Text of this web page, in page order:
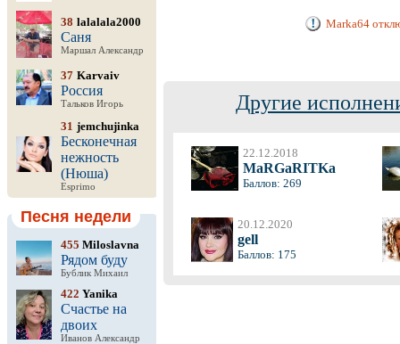
38 lalalala2000
Саня
Маршал Александр
37 Karvaiv
Россия
Тальков Игорь
31 jemchujinka
Бесконечная
нежность
(Нюша)
Esprimo
Песня недели
455 Miloslavna
Рядом буду
Бублик Михаил
422 Yanika
Счастье на
двоих
Иванов Александр
Marka64
Другие
22.12.2018
MaRGaRITKa
Баллов: 269
20.12.2020
gell
Баллов: 175